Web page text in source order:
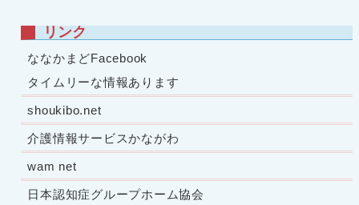
リンク
ななかまどFacebook
タイムリーな情報あります
shoukibo.net
介護情報サービスかながわ
wam net
日本認知症グループホーム協会